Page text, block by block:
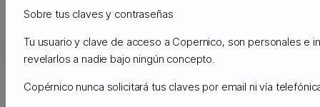
CPANEL CLOUD NVME
APPS-CLOUD
Sobre tus claves y contraseñas
Tu usuario y clave de acceso a Copernico, son personales e
revelarlos a nadie bajo ningún concepto.
Copérnico nunca solicitará tus claves por email ni vía